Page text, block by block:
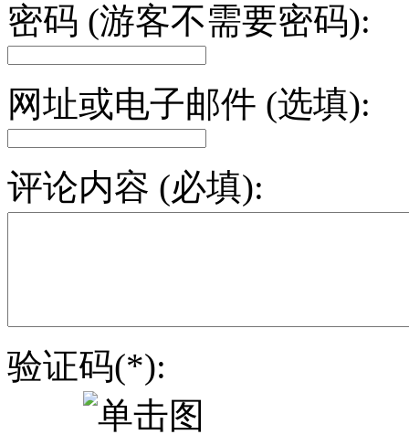
密码 (游客不需要密码):
网址或电子邮件 (选填):
评论内容 (必填):
验证码(*):